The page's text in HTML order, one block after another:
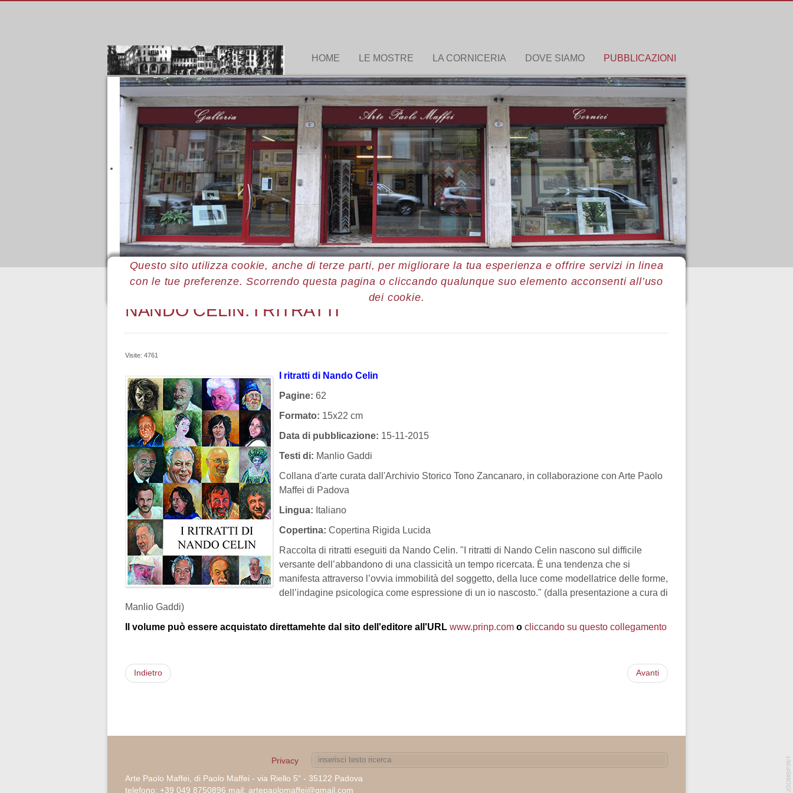
HOME LE MOSTRE LA CORNICERIA DOVE SIAMO PUBBLICAZIONI
Questo sito utilizza cookie, anche di terze parti, per migliorare la tua esperienza e offrire servizi in linea
con le tue preferenze. Scorrendo questa pagina o cliccando qualunque suo elemento acconsenti all’uso
dei cookie.
Sei qui: Home Pubblicazioni Monografie Nando Celin: I ritratti
NANDO CELIN: I RITRATTI
Visite: 4761
I ritratti di Nando Celin
Pagine: 62
Formato: 15x22 cm
Data di pubblicazione: 15-11-2015
Testi di: Manlio Gaddi
Collana d'arte curata dall'Archivio Storico Tono Zancanaro, in collaborazione con Arte Paolo
Maffei di Padova
Lingua: Italiano
Copertina: Copertina Rigida Lucida
Raccolta di ritratti eseguiti da Nando Celin. "I ritratti di Nando Celin nascono sul difficile
versante dell’abbandono di una classicità un tempo ricercata. È una tendenza che si
manifesta attraverso l’ovvia immobilità del soggetto, della luce come modellatrice delle forme,
dell’indagine psicologica come espressione di un io nascosto." (dalla presentazione a cura di
Manlio Gaddi)
Il volume può essere acquistato direttamehte dal sito dell'editore all'URL www.prinp.com o cliccando su questo collegamento
Indietro Avanti
Privacy
Arte Paolo Maffei, di Paolo Maffei - via Riello 5" - 35122 Padova
telefono: +39 049 8750896 mail: artepaolomaffei@gmail.com